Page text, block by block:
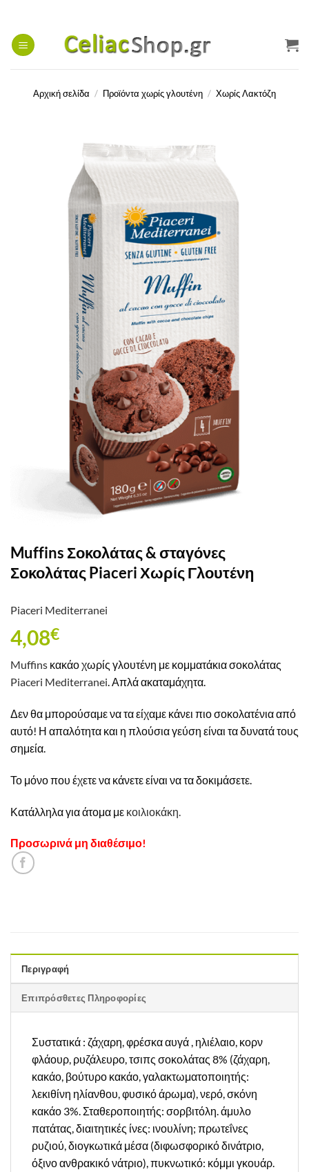
περιεχόμενο
Αρχική σελίδα / Προϊόντα χωρίς γλουτένη / Χωρίς Λακτόζη
Muffins Σοκολάτας & σταγόνες
Σοκολάτας Piaceri Χωρίς Γλουτένη
Piaceri Mediterranei
4,08€
Muffins κακάο χωρίς γλουτένη με κομματάκια σοκολάτας
Piaceri Mediterranei. Απλά ακαταμάχητα.
Δεν θα μπορούσαμε να τα είχαμε κάνει πιο σοκολατένια από
αυτό! Η απαλότητα και η πλούσια γεύση είναι τα δυνατά τους
σημεία.
Το μόνο που έχετε να κάνετε είναι να τα δοκιμάσετε.
Κατάλληλα για άτομα με κοιλιοκάκη.
Προσωρινά μη διαθέσιμο!
Περιγραφή
Επιπρόσθετες Πληροφορίες
Συστατικά : ζάχαρη, φρέσκα αυγά , ηλιέλαιο, κορν
φλάουρ, ρυζάλευρο, τσιπς σοκολάτας 8% (ζάχαρη,
κακάο, βούτυρο κακάο, γαλακτωματοποιητής:
λεκιθίνη ηλίανθου, φυσικό άρωμα), νερό, σκόνη
κακάο 3%. Σταθεροποιητής: σορβιτόλη. άμυλο
πατάτας, διαιτητικές ίνες: ινουλίνη; πρωτεΐνες
ρυζιού, διογκωτικά μέσα (διφωσφορικό δινάτριο,
όξινο ανθρακικό νάτριο), πυκνωτικό: κόμμι γκουάρ.